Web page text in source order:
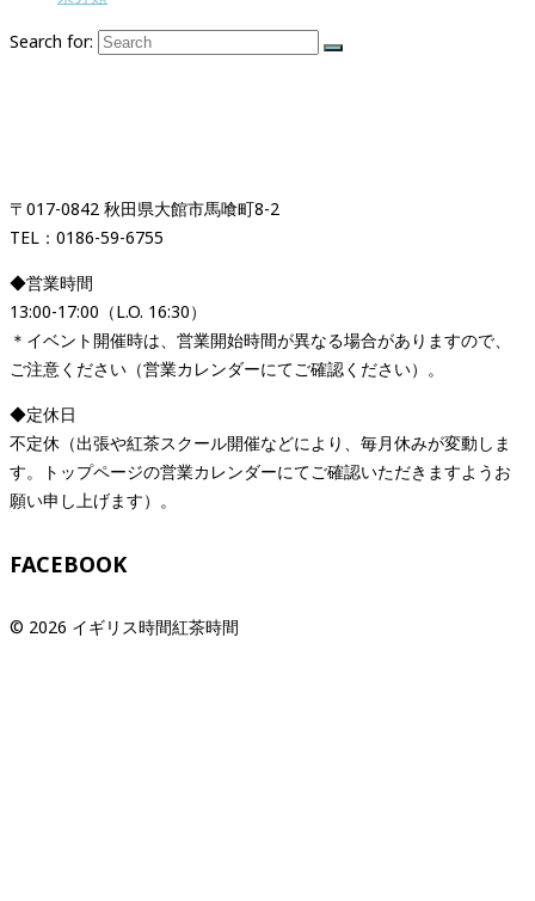
Search for:
〒017-0842 秋田県大館市馬喰町8-2
TEL：0186-59-6755
◆営業時間
13:00-17:00（L.O. 16:30）
＊イベント開催時は、営業開始時間が異なる場合がありますので、
ご注意ください（営業カレンダーにてご確認ください）。
◆定休日
不定休（出張や紅茶スクール開催などにより、毎月休みが変動しま
す。トップページの営業カレンダーにてご確認いただきますようお
願い申し上げます）。
FACEBOOK
© 2026 イギリス時間紅茶時間